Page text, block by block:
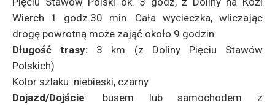
Wierch 1 godz.30 min. Cała wycieczka, wliczając
drogę powrotną może zająć około 9 godzin.
Długość trasy: 3 km (z Doliny Pięciu Stawów
Polskich)
Kolor szlaku: niebieski, czarny
Dojazd/Dojście: busem lub samochodem z